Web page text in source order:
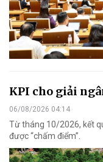
KPI cho giải
06/08/2026 04:14
Từ tháng 10/2026, kết
được “chấm điểm”.